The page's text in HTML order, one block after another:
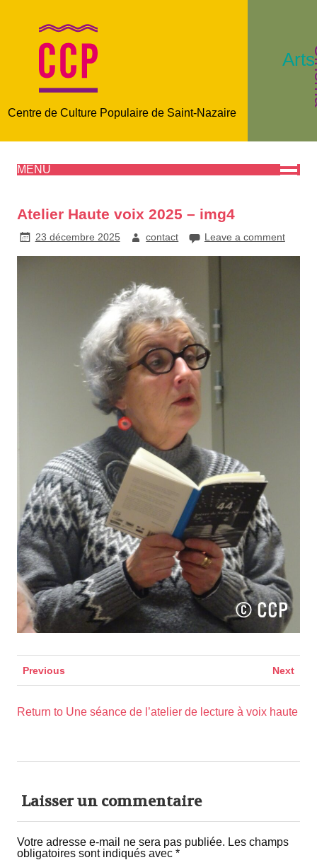
Centre de Culture Populaire de Saint-Nazaire
MENU
Atelier Haute voix 2025 – img4
23 décembre 2025 contact Leave a comment
Previous Next
Return to Une séance de l’atelier de lecture à voix haute
Laisser un commentaire
Votre adresse e-mail ne sera pas publiée. Les champs
obligatoires sont indiqués avec *